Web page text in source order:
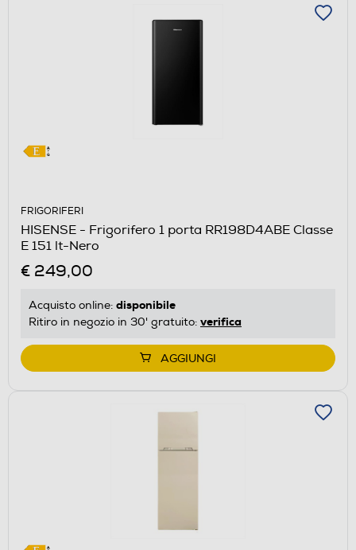
FRIGORIFERI
HISENSE - Frigorifero 1 porta RR198D4ABE Classe
E 151 lt-Nero
€ 249,00
Acquisto online: disponibile
Ritiro in negozio in 30' gratuito: verifica
AGGIUNGI